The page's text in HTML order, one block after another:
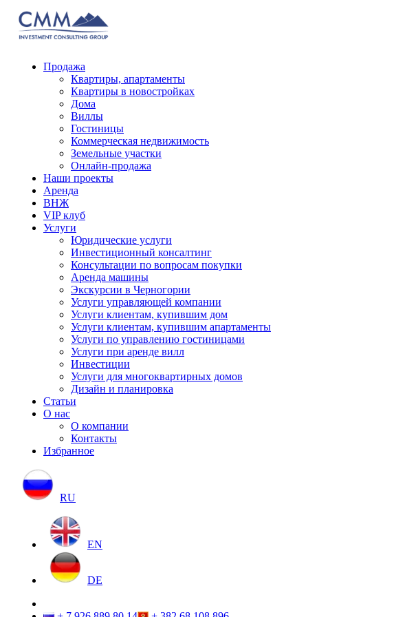
Продажа
Квартиры, апартаменты
Квартиры в новостройках
Дома
Виллы
Гостиницы
Коммерческая недвижимость
Земельные участки
Онлайн-продажа
Наши проекты
Аренда
ВНЖ
VIP клуб
Услуги
Юридические услуги
Инвестиционный консалтинг
Консультации по вопросам покупки
Аренда машины
Экскурсии в Черногории
Услуги управляющей компании
Услуги клиентам, купившим дом
Услуги клиентам, купившим апартаменты
Услуги по управлению гостиницами
Услуги при аренде вилл
Инвестиции
Услуги для многоквартирных домов
Дизайн и планировка
Статьи
О нас
О компании
Контакты
Избранное
RU
EN
DE